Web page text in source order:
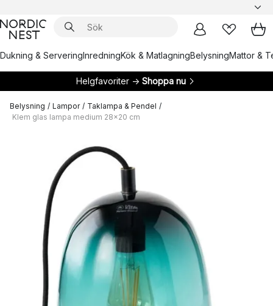
Dukning & ServeringInredningKök & MatlagningBelysningMattor &
Helgfavoriter → Shoppa nu
Belysning / Lampor / Taklampa & Pendel /
Klem glas lampa medium 28x20 cm